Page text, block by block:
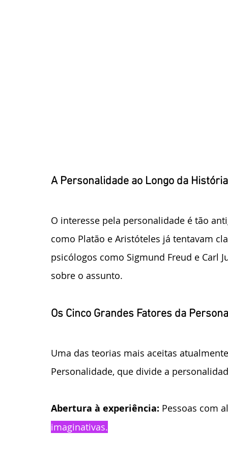
A Personalidade ao Longo da História
O interesse pela personalidade é tão
como Platão e Aristóteles já tentavam
psicólogos como Sigmund Freud e Carl
sobre o assunto.
Os Cinco Grandes Fatores da
Uma das teorias mais aceitas
Personalidade, que divide a
Abertura à experiência: Pessoas com
imaginativas.